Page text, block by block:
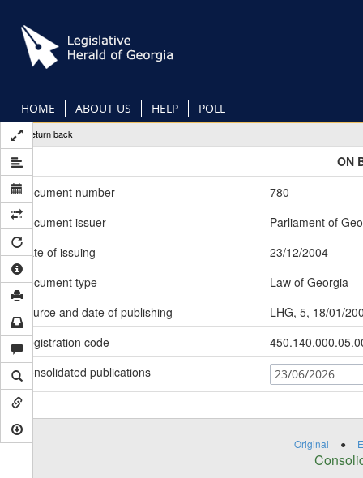
main
content
HOME ABOUT US HELP POLL
Return back
ON
Document number
780
Document issuer
Parliament of
Date of issuing
23/12/2004
Document type
Law of Georgia
Source and date of publishing
LHG, 5, 18/01/
Registration code
Consolidated publications
23/06/2026
Original ●